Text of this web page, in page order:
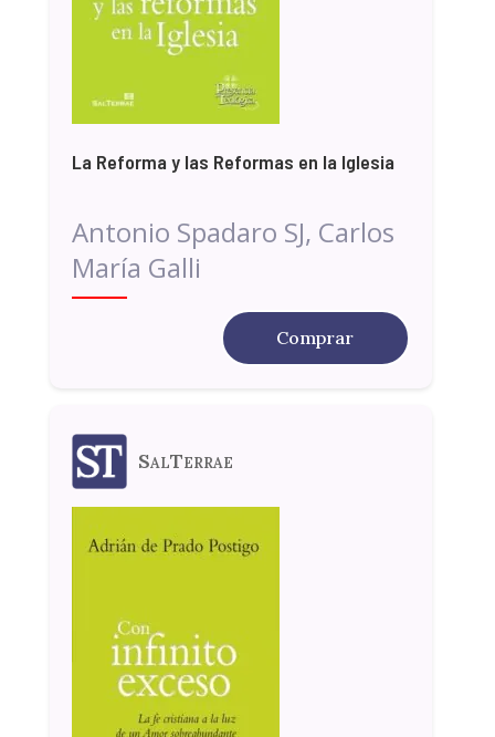
La Reforma y las Reformas en la Iglesia
Antonio Spadaro SJ, Carlos
María Galli
Comprar
SalTerrae